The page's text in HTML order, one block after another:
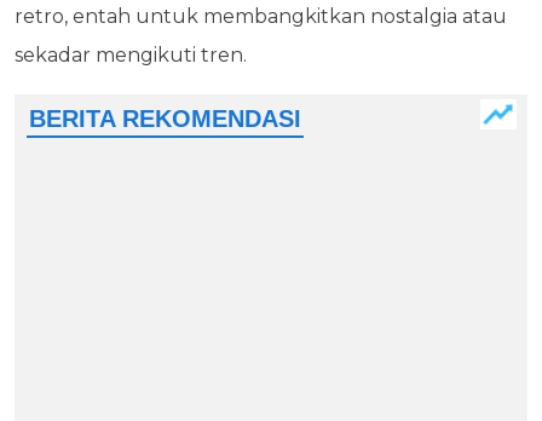
retro, entah untuk membangkitkan nostalgia atau
sekadar mengikuti tren.